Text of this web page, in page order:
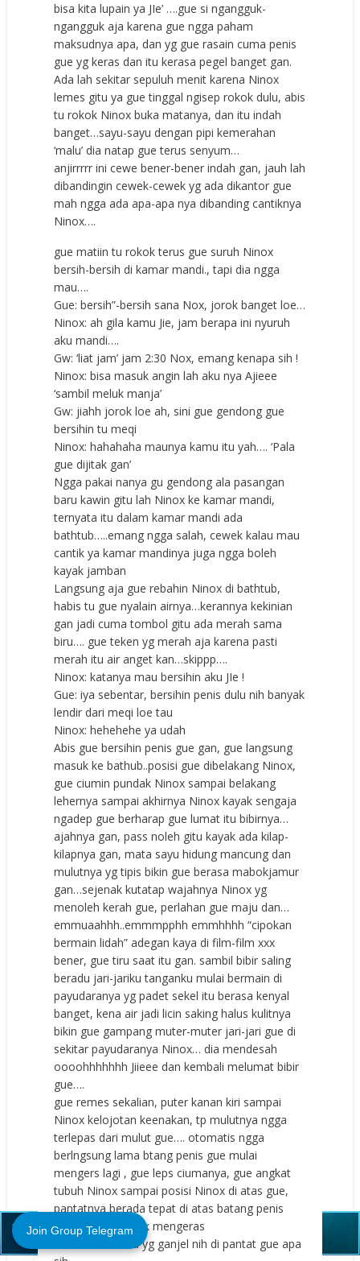
bisa kita lupain ya JIe’ ….gue si ngangguk-
ngangguk aja karena gue ngga paham
maksudnya apa, dan yg gue rasain cuma penis
gue yg keras dan itu kerasa pegel banget gan.
Ada lah sekitar sepuluh menit karena Ninox
lemes gitu ya gue tinggal ngisep rokok dulu, abis
tu rokok Ninox buka matanya, dan itu indah
banget…sayu-sayu dengan pipi kemerahan
‘malu’ dia natap gue terus senyum…
anjirrrrr ini cewe bener-bener indah gan, jauh lah
dibandingin cewek-cewek yg ada dikantor gue
mah ngga ada apa-apa nya dibanding cantiknya
Ninox….
gue matiin tu rokok terus gue suruh Ninox
bersih-bersih di kamar mandi., tapi dia ngga
mau….
Gue: bersih”-bersih sana Nox, jorok banget loe…
Ninox: ah gila kamu Jie, jam berapa ini nyuruh
aku mandi….
Gw: ‘liat jam’ jam 2:30 Nox, emang kenapa sih !
Ninox: bisa masuk angin lah aku nya Ajieee
‘sambil meluk manja’
Gw: jiahh jorok loe ah, sini gue gendong gue
bersihin tu meqi
Ninox: hahahaha maunya kamu itu yah…. ‘Pala
gue dijitak gan’
Ngga pakai nanya gu gendong ala pasangan
baru kawin gitu lah Ninox ke kamar mandi,
ternyata itu dalam kamar mandi ada
bathtub…..emang ngga salah, cewek kalau mau
cantik ya kamar mandinya juga ngga boleh
kayak jamban
Langsung aja gue rebahin Ninox di bathtub,
habis tu gue nyalain airnya…kerannya kekinian
gan jadi cuma tombol gitu ada merah sama
biru…. gue teken yg merah aja karena pasti
merah itu air anget kan…skippp….
Ninox: katanya mau bersihin aku JIe !
Gue: iya sebentar, bersihin penis dulu nih banyak
lendir dari meqi loe tau
Ninox: hehehehe ya udah
Abis gue bersihin penis gue gan, gue langsung
masuk ke bathub..posisi gue dibelakang Ninox,
gue ciumin pundak Ninox sampai belakang
lehernya sampai akhirnya Ninox kayak sengaja
ngadep gue berharap gue lumat itu bibirnya…
ajahnya gan, pass noleh gitu kayak ada kilap-
kilapnya gan, mata sayu hidung mancung dan
mulutnya yg tipis bikin gue berasa mabokjamur
gan…sejenak kutatap wajahnya Ninox yg
menoleh kerah gue, perlahan gue maju dan…
emmuaahhh..emmmpphh emmhhhh “cipokan
bermain lidah” adegan kaya di film-film xxx
bener, gue tiru saat itu gan. sambil bibir saling
beradu jari-jariku tanganku mulai bermain di
payudaranya yg padet sekel itu berasa kenyal
banget, kena air jadi licin saking halus kulitnya
bikin gue gampang muter-muter jari-jari gue di
sekitar payudaranya Ninox… dia mendesah
oooohhhhhhh Jiieee dan kembali melumat bibir
gue….
gue remes sekalian, puter kanan kiri sampai
Ninox kelojotan keenakan, tp mulutnya ngga
terlepas dari mulut gue…. otomatis ngga
berlngsung lama btang penis gue mulai
mengers lagi , gue leps ciumanya, gue angkat
tubuh Ninox sampai posisi Ninox di atas gue,
pantatnya berada tepat di atas batang penis
gue yg udah tegak mengeras
Ninox: iiihhh ada yg ganjel nih di pantat gue apa
Close (X)
Join Group Telegram